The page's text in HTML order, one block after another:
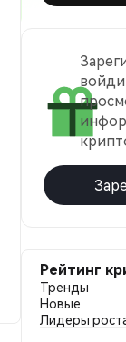
Рейтинг
Тренды
Новые
Лидеры